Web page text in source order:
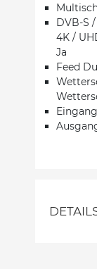
DVB-S
4K /
Ja
Feed